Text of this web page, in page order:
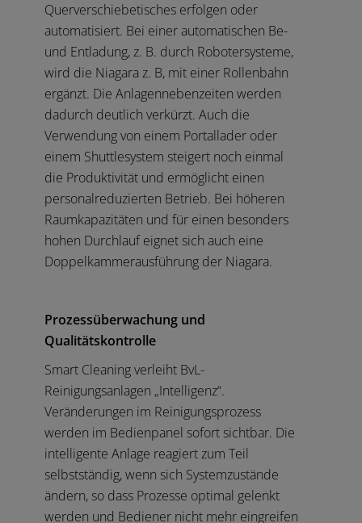
Querverschiebetisches erfolgen oder
automatisiert. Bei einer automatischen Be-
und Entladung, z. B. durch Robotersysteme,
wird die Niagara z. B, mit einer Rollenbahn
ergänzt. Die Anlagennebenzeiten werden
dadurch deutlich verkürzt. Auch die
Verwendung von einem Portallader oder
einem Shuttlesystem steigert noch einmal
die Produktivität und ermöglicht einen
personalreduzierten Betrieb. Bei höheren
Raumkapazitäten und für einen besonders
hohen Durchlauf eignet sich auch eine
Doppelkammerausführung der Niagara.
Prozessüberwachung und
Qualitätskontrolle
Smart Cleaning verleiht BvL-
Reinigungsanlagen „Intelligenz“.
Veränderungen im Reinigungsprozess
werden im Bedienpanel sofort sichtbar. Die
intelligente Anlage reagiert zum Teil
selbstständig, wenn sich Systemzustände
ändern, so dass Prozesse optimal gelenkt
werden und Bediener nicht mehr eingreifen